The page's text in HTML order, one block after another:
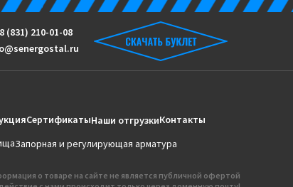
Запорная и регулирующая арматура
СертификатыНаши отгрузкиКонтакты
о товаре на сайте не является публичной офертой
8 (831) 210-01-08